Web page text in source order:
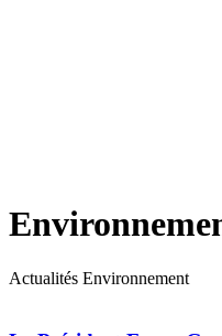
Actualités Environnement